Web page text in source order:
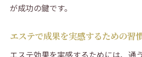
が成功の鍵です。
エステで成果を実感するための習
エステ効果を実感するためには、通